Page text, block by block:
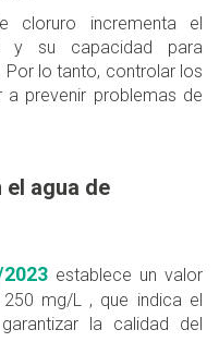
cloruro incrementa el
y su capacidad para
lo tanto, controlar los
a prevenir problemas de
agua de
establece un valor
mg/L , que indica el
la calidad del